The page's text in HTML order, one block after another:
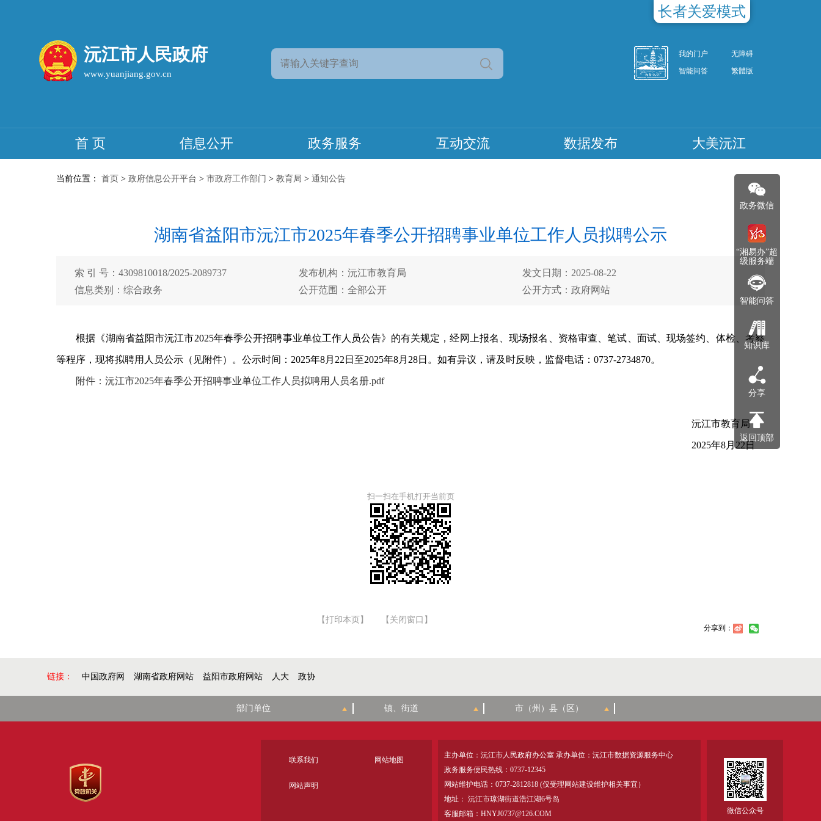
沅江市人民政府 我的门户
无障碍
智能问答
繁體版
首 页 信息公开 政务服务 互动交流 数据发布 大美沅江
当前位置： 首页 > 政府信息公开平台 > 市政府工作部门 > 教育局 > 通知公告
湖南省益阳市沅江市2025年春季公开招聘事业单位工作人员拟聘公示
索 引 号：4309810018/2025-2089737 发布机构：沅江市教育局
发文日期：2025-08-22
信息类别：综合政务
公开范围：全部公开 公开方式：政府网站
根据《湖南省益阳市沅江市2025年春季公开招聘事业单位工作人员公告》的有关规定，经网上报名、现场报名、资格审查、笔试、面试、现场签约、体检、考察
等程序，现将拟聘用人员公示（见附件）。公示时间：2025年8月22日至2025年8月28日。如有异议，请及时反映，监督电话：0737-2734870。
附件：沅江市2025年春季公开招聘事业单位工作人员拟聘用人员名册.pdf
沅江市教育局
2025年8月22日
扫一扫在手机打开当前页
【打印本页】 【关闭窗口】
分享到：
链接： 中国政府网 湖南省政府网站 益阳市政府网站 人大 政协
微信公众号
主办单位：沅江市人民政府办公室 承办单位：沅江市数据资源服务中心
政务服务便民热线：0737-12345
网站维护电话：0737-2812818 (仅受理网站建设维护相关事宜）
地址： 沅江市琼湖街道浩江湖6号岛
客服邮箱：HNYJ0737@126.COM
联系我们 网站地图
网站声明
长者关爱模式
政务微信
“湘易办”超
级服务端
智能问答
知识库
分享
返回顶部